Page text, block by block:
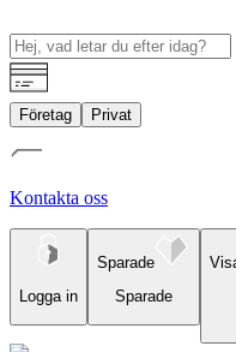
Företag Privat
Kontakta oss
Logga in
Sparade
Sparade